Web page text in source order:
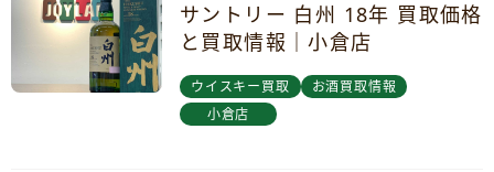
サントリー 白州 18年 買取価格
と買取情報｜小倉店
ウイスキー買取
お酒買取情報
小倉店